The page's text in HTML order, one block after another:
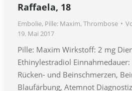
Raffaela, 18
Embolie, Pille: Maxim, Thrombose
19. Mai 2017
Pille: Maxim Wirkstoff: 2 mg
Ethinylestradiol Einnahmedauer:
Rücken- und Beinschmerzen,
Blaufärbung, Atemnot